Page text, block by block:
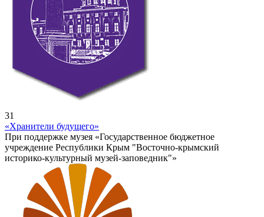
31
«Хранители будущего»
При поддержке музея «Государственное бюджетное
учреждение Республики Крым "Восточно-крымский
историко-культурный музей-заповедник"»